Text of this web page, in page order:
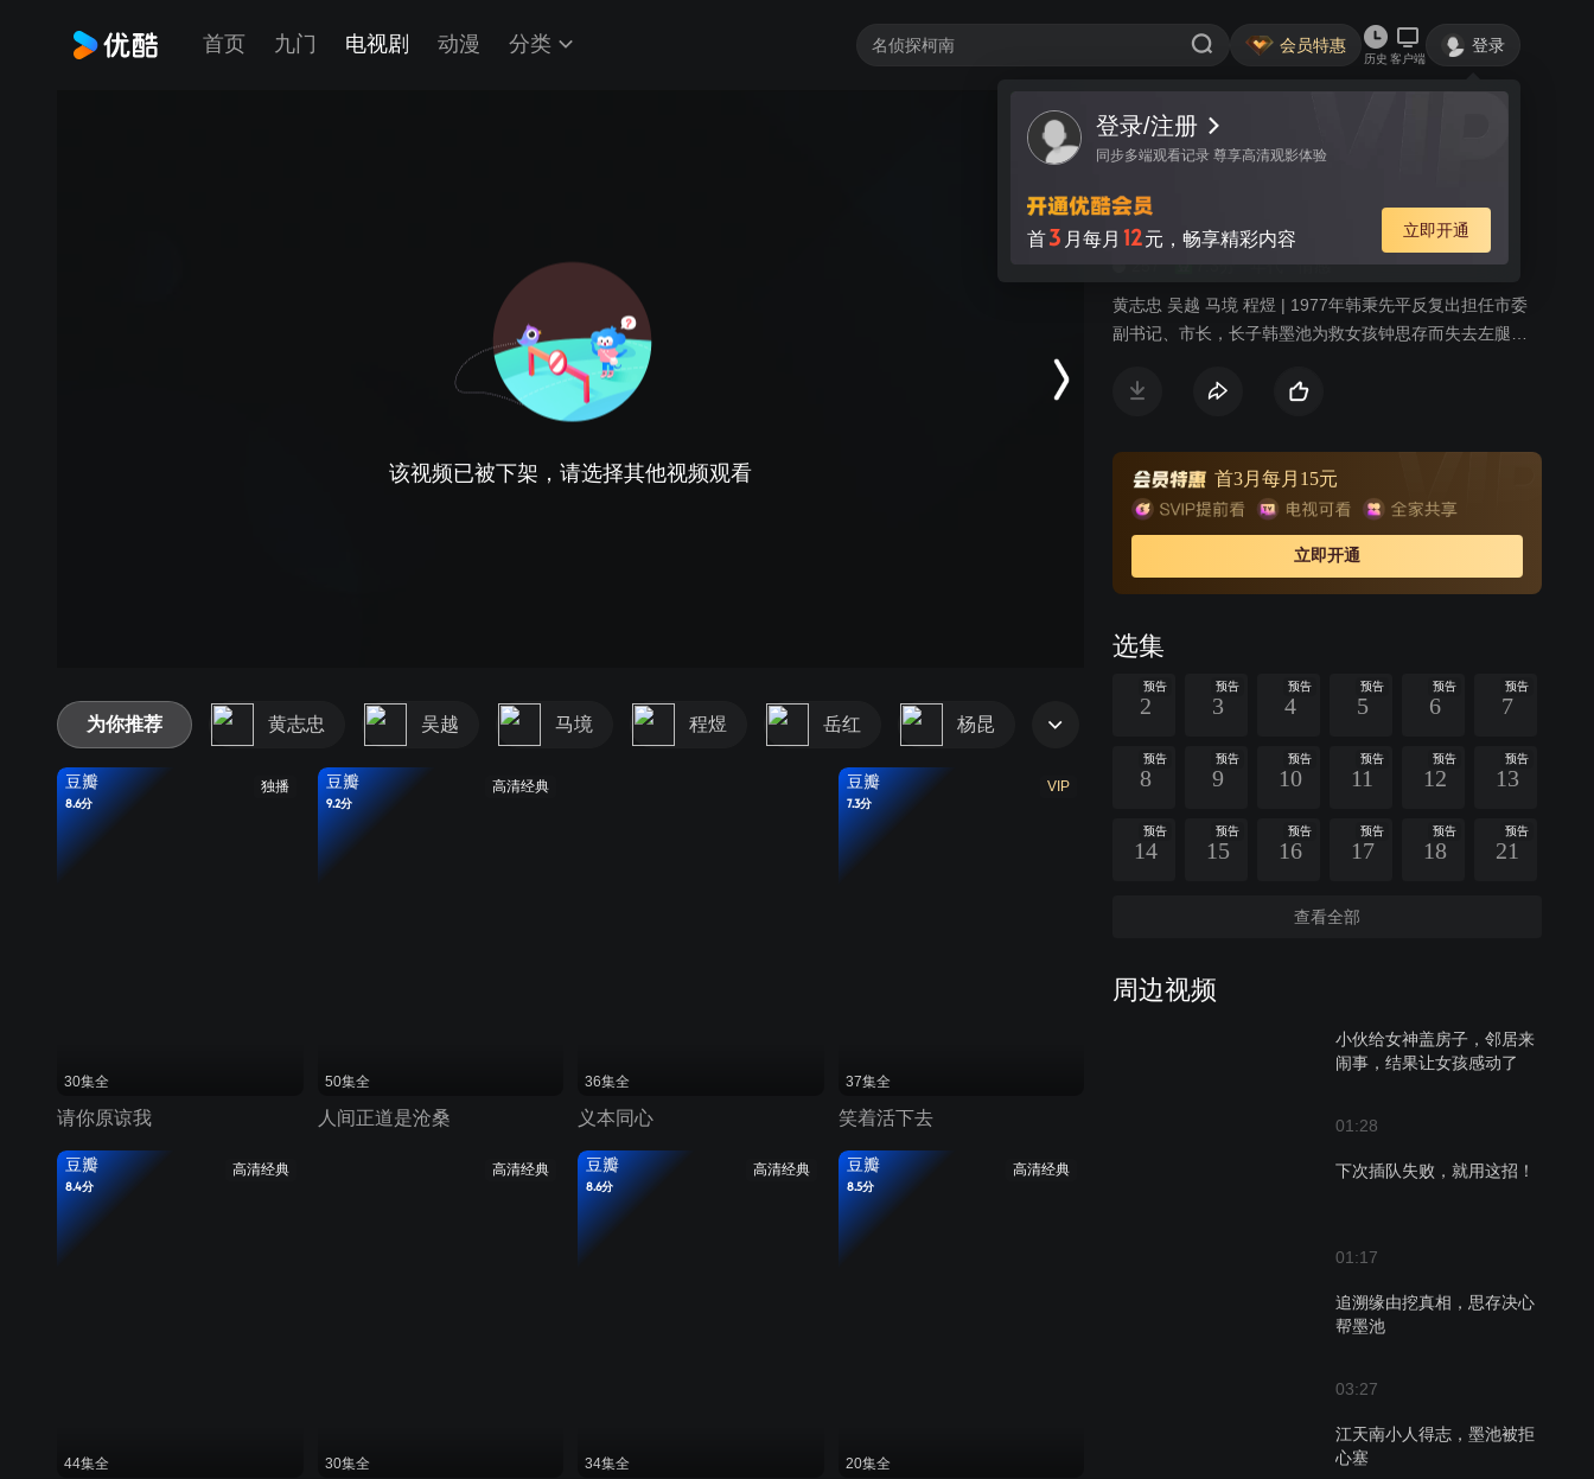
首页 九门 电视剧 动漫 分类 会员特惠
历史 客户端
登录
登录/注册
同步多端观看记录 尊享高清观影体验
首3 月每月 12元，畅享精彩内容 立即开通
该视频已被下架，请选择其他视频观看
视频 讨论
生命中的好日子
年代 情感
黄志忠 吴越 马境 程煜 | 1977年韩秉先平反复出担任市委
副书记、市长，长子韩墨池为救女孩钟思存而失去左腿。
思存与韩墨池的婚事。与韩墨池青梅竹马的柔嘉得知后遂
摆脱无爱婚姻。钟思存与韩墨池感情历经检验趋于稳定并
怀孕，其生父李绍棠回国，揭开钟思存真实身份并牵带出
韩李两家的恩怨。钟思存远走美国，韩墨池万念俱灰南下
深圳创业，柔嘉深圳陪伴却未赢得韩墨池爱情，钟思存回
到深圳，韩墨池发现钟思存当年并未打掉孩子，辗转之下
首3月每月15元
立即开通
选集
预告
2
预告
3
预告
4
预告
5
预告
6
预告
7
预告
8
预告
9
预告
10
预告
11
预告
12
预告
13
预告
14
预告
15
预告
16
预告
17
预告
18
预告
21
查看全部
周边视频
小伙给女神盖房子，邻居来
闹事，结果让女孩感动了
01:28
下次插队失败，就用这招！
01:17
追溯缘由挖真相，思存决心
帮墨池
03:27
江天南小人得志，墨池被拒
心塞
为你推荐 黄志忠 吴越 马境 程煜 岳红 杨昆
独播
豆瓣
8.6分
30集全
请你原谅我
高清经典
豆瓣
9.2分
50集全
人间正道是沧桑
36集全
义本同心
VIP
豆瓣
7.3分
37集全
笑着活下去
高清经典
豆瓣
8.4分
44集全
高清经典
30集全
高清经典
豆瓣
8.6分
34集全
高清经典
豆瓣
8.5分
20集全